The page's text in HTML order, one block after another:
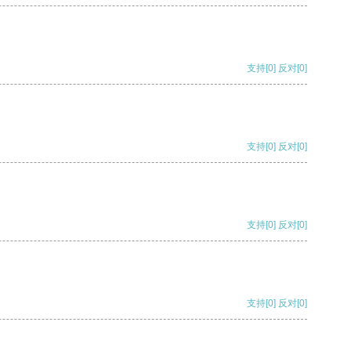
支持[0] 反对[0]
支持[0] 反对[0]
支持[0] 反对[0]
支持[0] 反对[0]